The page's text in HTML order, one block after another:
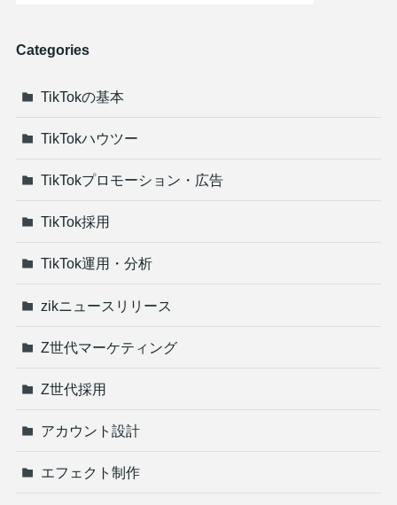
Categories
TikTokの基本
TikTokハウツー
TikTokプロモーション・広告
TikTok採用
TikTok運用・分析
zikニュースリリース
Z世代マーケティング
Z世代採用
アカウント設計
エフェクト制作